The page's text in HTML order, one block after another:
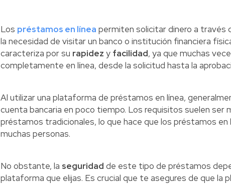
Los préstamos en línea permiten solicitar dinero a través
la necesidad de visitar un banco o institución financiera
caracteriza por su rapidez y facilidad, ya que muchas
completamente en línea, desde la solicitud hasta la
Al utilizar una plataforma de préstamos en línea,
cuenta bancaria en poco tiempo. Los requisitos suelen ser
préstamos tradicionales, lo que hace que los préstamos en
muchas personas.
No obstante, la seguridad de este tipo de préstamos
plataforma que elijas. Es crucial que te asegures de que la